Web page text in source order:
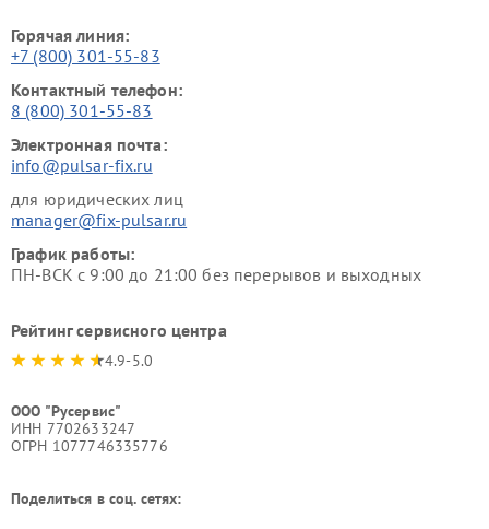
Горячая линия:
+7 (800) 301-55-83
Контактный телефон:
8 (800) 301-55-83
Электронная почта:
info@pulsar-fix.ru
для юридических лиц
manager@fix-pulsar.ru
График работы:
ПН-ВСК с 9:00 до 21:00 без перерывов и выходных
Рейтинг сервисного центра
4.9-5.0
ООО "Русервис"
ИНН 7702633247
ОГРН 1077746335776
Поделиться в соц. сетях: